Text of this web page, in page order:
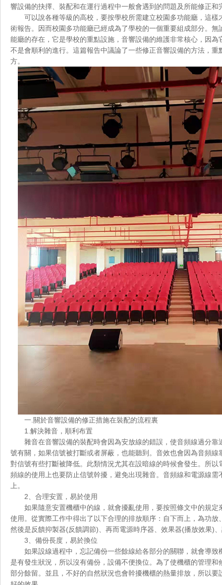
響設備的抉擇、裝配和在運行過程中一般會遇到的問題及所能修正和
可以說各種等級的高校，要按學校所需建立校園多功能廳，
術報告。因而校園多功能廳已經成為了學校的一個重要組成部分
能廳的存在，它是學校的重點設施，音響設備的維護非常核心，
不是會順利的進行。這篇報告中議論了一些修正音響設備的方法
方。
一.關於音響設備的修正措施在裝配的流程裏
1.解決雜音，順利布置
雜音在音響設備的裝配時會因為安放線的錯誤，使音頻線過分靠
號有關，如果信號被打斷或者屏蔽，也能聽到。音效也會因為音頻
對信號有些打斷被降低。此類情況尤其在設暗線的時候會發生。所以
頻線的使用上也要防止信號幹擾，避免出現雜音。音頻線和電源線
上。
2、合理安置，易於使用
如果隨意安置機櫃中的線，就會擾亂使用，要按照條文中的規定來
使用。從實際工作中得出了以下合理的排放順序：自下而上，為功放
然後是反饋抑製器(反饋調節)、再而電源時序器、效果器(播放效果)、調
3、備份長度，易於換位
如果設線過程中，忘記備份一些餘線給各部分的關聯，就會導
是有發生狀況，所以沒有備份，設備不便換位。為了使機櫃的管理和
部分餘留。並且，不好的自然狀況也會幹擾機櫃的熱量排放，所